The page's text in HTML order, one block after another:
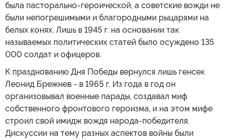
была пасторально-героической, а советские вожди не
были непогрешимыми и благородными рыцарями на
белых конях. Лишь в 1945 г. на основании так
называемых политических статей было осуждено 135
000 солдат и офицеров.
К празднованию Дня Победы вернулся лишь генсек
Леонид Брежнев - в 1965 г. Из года в год он
организовывал военные парады, создавал миф
собственного фронтового героизма, и на этом мифе
строил свой имидж вождя народа-победителя.
Дискуссии на тему разных аспектов войны были